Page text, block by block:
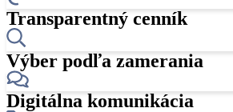
Transparentný cenník
Výber podľa zamerania
Digitálna komunikácia